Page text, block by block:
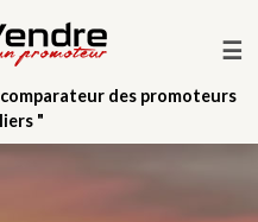
☰
des promoteurs
"